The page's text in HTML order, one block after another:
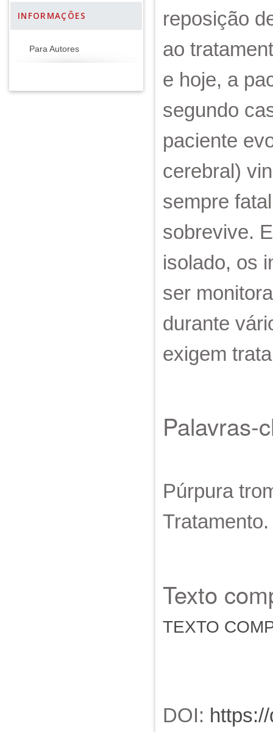
INFORMAÇÕES
Para Autores
reposição
ao
e hoje, a
segundo
paciente
cerebral)
sempre
sobrevive.
isolado, os
ser
durante
exigem
Palavras-
Púrpura
Texto
TEXTO
DOI: